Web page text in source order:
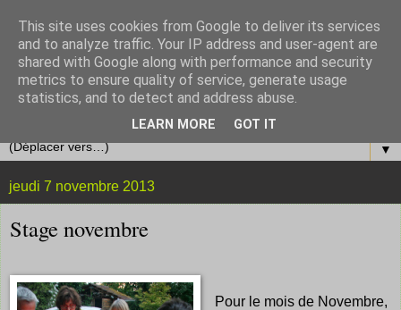
▼
jeudi 7 novembre 2013
Stage novembre
Pour le mois de Novembre,
This site uses cookies from Google to deliver its services
and to analyze traffic. Your IP address and user-agent are
shared with Google along with performance and security
metrics to ensure quality of service, generate usage
statistics, and to detect and address abuse.
LEARN MORE GOT IT